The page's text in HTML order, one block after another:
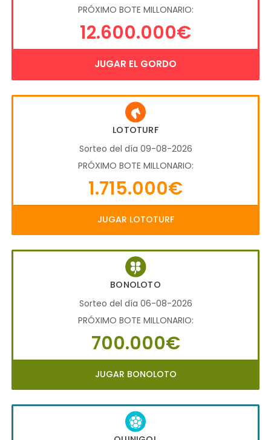
PRÓXIMO BOTE MILLONARIO:
12.600.000€
JUGAR EL GORDO
LOTOTURF
Sorteo del día 09-08-2026
PRÓXIMO BOTE MILLONARIO:
1.715.000€
JUGAR LOTOTURF
BONOLOTO
Sorteo del día 06-08-2026
PRÓXIMO BOTE MILLONARIO:
700.000€
JUGAR BONOLOTO